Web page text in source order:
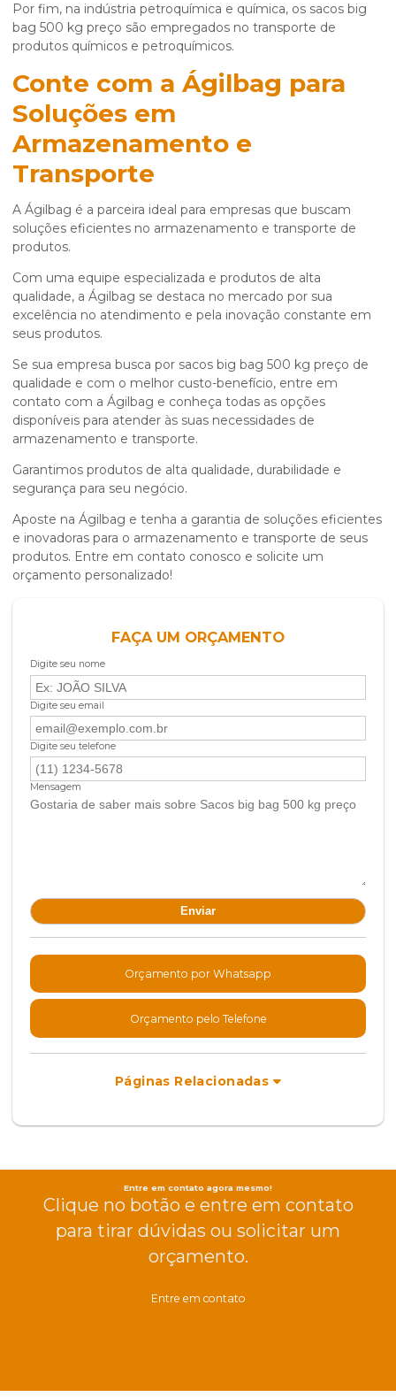
Por fim, na indústria petroquímica e química, os sacos big
bag 500 kg preço são empregados no transporte de
produtos químicos e petroquímicos.
Conte com a Ágilbag para
Soluções em
Armazenamento e
Transporte
A Ágilbag é a parceira ideal para empresas que buscam
soluções eficientes no armazenamento e transporte de
produtos.
Com uma equipe especializada e produtos de alta
qualidade, a Ágilbag se destaca no mercado por sua
excelência no atendimento e pela inovação constante em
seus produtos.
Se sua empresa busca por sacos big bag 500 kg preço de
qualidade e com o melhor custo-benefício, entre em
contato com a Ágilbag e conheça todas as opções
disponíveis para atender às suas necessidades de
armazenamento e transporte.
Garantimos produtos de alta qualidade, durabilidade e
segurança para seu negócio.
Aposte na Ágilbag e tenha a garantia de soluções eficientes
e inovadoras para o armazenamento e transporte de seus
produtos. Entre em contato conosco e solicite um
orçamento personalizado!
FAÇA UM ORÇAMENTO
Digite seu nome
Digite seu email
Digite seu telefone
Mensagem
Orçamento por Whatsapp
Orçamento pelo Telefone
Páginas Relacionadas
Entre em contato agora mesmo!
Clique no botão e entre em contato
para tirar dúvidas ou solicitar um
orçamento.
Entre em contato